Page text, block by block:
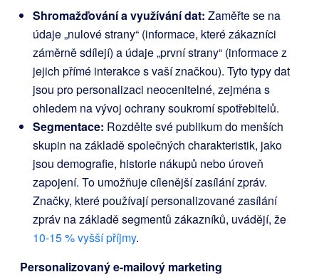
Shromažďování a využívání dat: Zaměřte se na
údaje „nulové strany“ (informace, které zákazníci
záměrně sdílejí) a údaje „první strany“ (informace z
jejich přímé interakce s vaší značkou). Tyto typy dat
jsou pro personalizaci neocenitelné, zejména s
ohledem na vývoj ochrany soukromí spotřebitelů.
Segmentace: Rozdělte své publikum do menších
skupin na základě společných charakteristik, jako
jsou demografie, historie nákupů nebo úroveň
zapojení. To umožňuje cílenější zasílání zpráv.
Značky, které používají personalizované zasílání
zpráv na základě segmentů zákazníků, uvádějí, že
10-15 % vyšší příjmy.
Personalizovaný e-mailový marketing